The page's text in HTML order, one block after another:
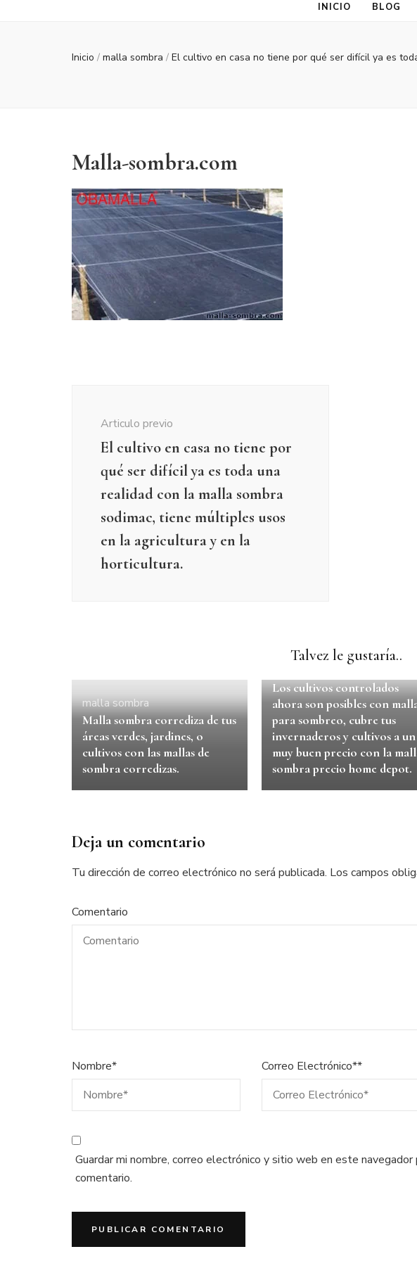
INICIO BLOG
Inicio / malla sombra / El cultivo en casa no tiene por qué ser difícil ya es
Malla-sombra.com
publicación
Articulo previo
El cultivo en casa no tiene por
qué ser difícil ya es toda una
realidad con la malla sombra
sodimac, tiene múltiples usos
en la agricultura y en la
horticultura.
Talvez le gustaría..
malla sombra
Malla sombra corrediza de tus
áreas verdes, jardines, o
cultivos con las mallas de
sombra corredizas.
Los cultivos controlados
ahora son posibles con
para sombreo, cubre tus
invernaderos y cultivos a un
muy buen precio con la
sombra precio home depot.
Deja un comentario
Tu dirección de correo electrónico no será publicada. Los campos
Comentario
Nombre* Correo Electrónico**
Guardar mi nombre, correo electrónico y sitio web en este navegador
comentario.